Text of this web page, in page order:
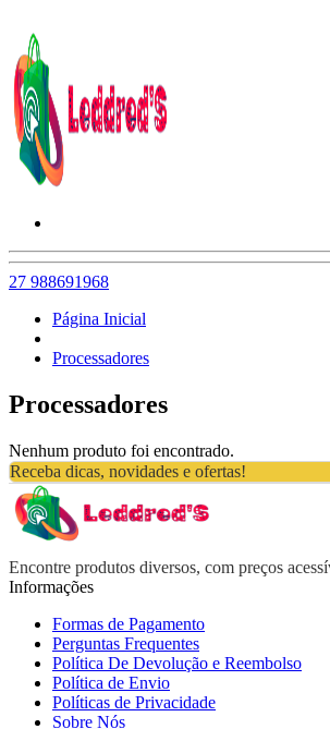
27 988691968
Página Inicial
Processadores
Processadores
Nenhum produto foi encontrado.
Receba dicas, novidades e ofertas!
Encontre produtos diversos, com preços
Informações
Formas de Pagamento
Perguntas Frequentes
Política De Devolução e Reembolso
Política de Envio
Políticas de Privacidade
Sobre Nós